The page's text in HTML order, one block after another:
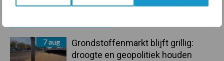
Primaire
Sidebar
7 aug
Grondstoffenmarkt blijft grillig:
droogte en geopolitiek houden